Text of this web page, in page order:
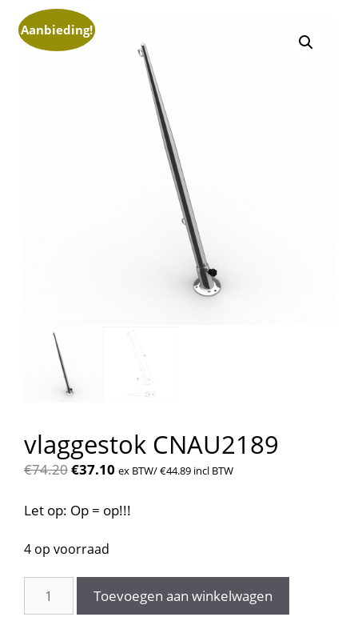
Aanbieding!
vlaggestok CNAU2189
€74.20Oorspronkelijke
was:
€37.10 Huidige
is:
ex BTW/€44.89 incl BTW
Let op: Op = op!!!
4 op voorraad
CNAU2189
Toevoegen aan winkelwagen